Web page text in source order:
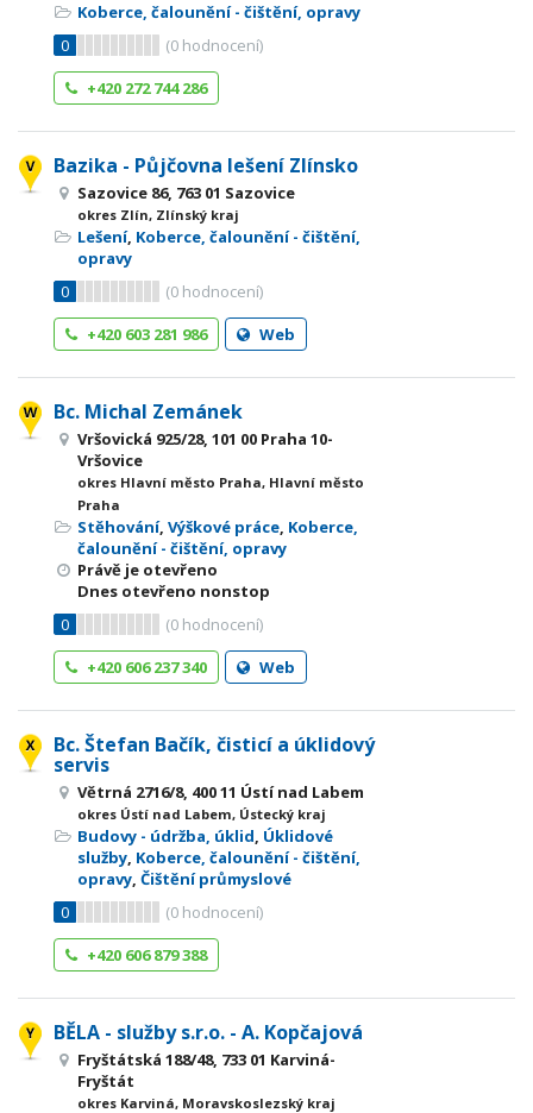
Koberce, čalounění - čištění, opravy
0
(0 hodnocení)
+420 272 744 286
Bazika - Půjčovna lešení Zlínsko
Sazovice 86, 763 01 Sazovice
okres Zlín, Zlínský kraj
Lešení, Koberce, čalounění - čištění,
opravy
0
(0 hodnocení)
+420 603 281 986
Web
Bc. Michal Zemánek
Vršovická 925/28, 101 00 Praha 10-
Vršovice
okres Hlavní město Praha, Hlavní město
Praha
Stěhování, Výškové práce, Koberce,
čalounění - čištění, opravy
Právě je otevřeno
Dnes otevřeno nonstop
0
(0 hodnocení)
+420 606 237 340
Web
Bc. Štefan Bačík, čisticí a úklidový
servis
Větrná 2716/8, 400 11 Ústí nad Labem
okres Ústí nad Labem, Ústecký kraj
Budovy - údržba, úklid, Úklidové
služby, Koberce, čalounění - čištění,
opravy, Čištění průmyslové
0
(0 hodnocení)
+420 606 879 388
BĚLA - služby s.r.o. - A. Kopčajová
Fryštátská 188/48, 733 01 Karviná-
Fryštát
okres Karviná, Moravskoslezský kraj